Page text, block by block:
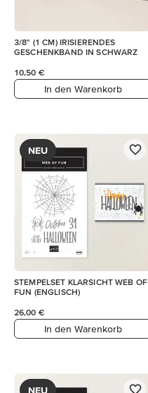
3/8" (1 CM) IRISIERENDES
GESCHENKBAND IN SCHWARZ
10,50 €
In den Warenkorb
NEU
STEMPELSET KLARSICHT WEB OF
FUN (ENGLISCH)
26,00 €
In den Warenkorb
NEU